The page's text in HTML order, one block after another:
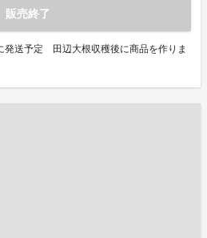
販売終了
発送予定 田辺大根収穫後に商品を作りま